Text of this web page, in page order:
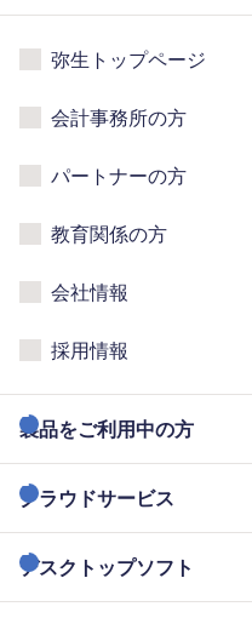
弥生トップページ
会計事務所の方
パートナーの方
教育関係の方
会社情報
採用情報
製品をご利用中の方
クラウドサービス
デスクトップソフト